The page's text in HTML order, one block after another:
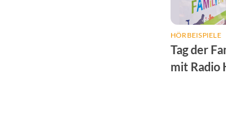
HÖRBEISPIELE
Tag der
mit Radio